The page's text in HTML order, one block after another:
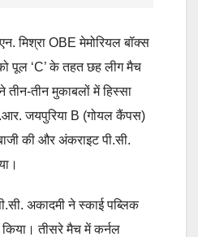
मिश्रा OBE मेमोरियल बॉक्स
पूल ‘C’ के तहत छह लीग मैच
तीन मुकाबलों में हिस्सा
जयपुरिया B (गोयल कैंपस)
की और अंकराइट पी.सी.
अकादमी ने स्काई पब्लिक
तीसरे मैच में कर्नल